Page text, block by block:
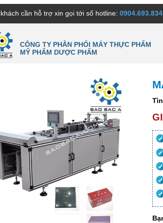
cần hỗ trợ xin gọi tới số hotline:
CÔNG TY PHÂN PHỐI MÁY THỰC PHẨM
MỸ PHẨM DƯỢC PHẨM